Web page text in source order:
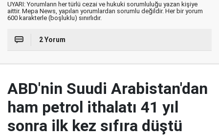
UYARI: Yorumların her türlü cezai ve hukuki sorumluluğu yazan kişiye
aittir. Mepa News, yapılan yorumlardan sorumlu değildir. Her bir yorum
600 karakterle (boşluklu) sınırlıdır.
2 Yorum
ABD'nin Suudi Arabistan'dan
ham petrol ithalatı 41 yıl
sonra ilk kez sıfıra düştü